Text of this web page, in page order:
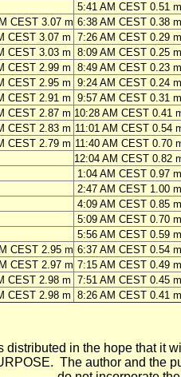
5:41 AM CEST 0.51 m
CEST 3.07 m 6:38 AM CEST 0.38 m
CEST 3.07 m 7:26 AM CEST 0.29 m
CEST 3.03 m 8:09 AM CEST 0.25 m
CEST 2.99 m 8:49 AM CEST 0.23 m
CEST 2.95 m 9:24 AM CEST 0.24 m
CEST 2.91 m 9:57 AM CEST 0.31 m
CEST 2.87 m 10:28 AM CEST 0.41
CEST 2.83 m 11:01 AM CEST 0.54
CEST 2.79 m 11:40 AM CEST 0.70
12:04 AM CEST 0.82
1:04 AM CEST 0.97 m
2:47 AM CEST 1.00 m
4:09 AM CEST 0.85 m
5:09 AM CEST 0.70 m
5:56 AM CEST 0.59 m
CEST 2.95 m 6:37 AM CEST 0.54 m
CEST 2.97 m 7:15 AM CEST 0.49 m
CEST 2.98 m 7:51 AM CEST 0.45 m
CEST 2.98 m 8:26 AM CEST 0.41 m
distributed in the hope that it
The author and the